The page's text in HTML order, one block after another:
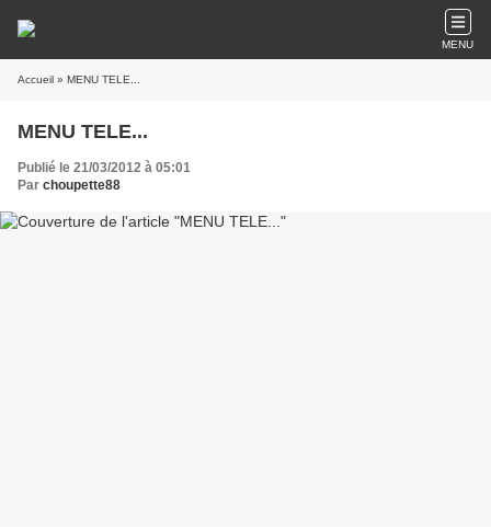
MENU
Accueil » MENU TELE...
MENU TELE...
Publié le 21/03/2012 à 05:01
Par choupette88